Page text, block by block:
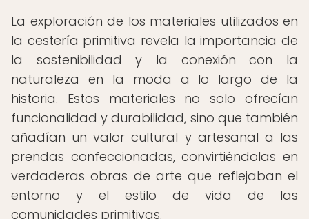
La exploración de los materiales utilizados en
la cestería primitiva revela la importancia de
la sostenibilidad y la conexión con la
naturaleza en la moda a lo largo de la
historia. Estos materiales no solo ofrecían
funcionalidad y durabilidad, sino que también
añadían un valor cultural y artesanal a las
prendas confeccionadas, convirtiéndolas en
verdaderas obras de arte que reflejaban el
entorno y el estilo de vida de las
comunidades primitivas.